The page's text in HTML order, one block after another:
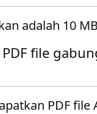
adalah 10
file
PDF file